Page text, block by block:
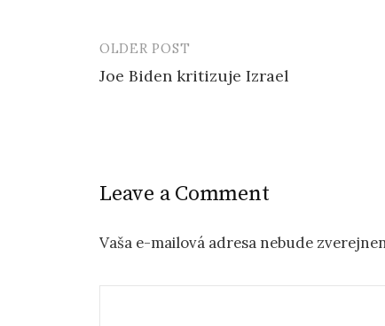
t
n
a
OLDER POST
Joe Biden kritizuje Izrael
Leave a Comment
Vaša e-mailová adresa nebude